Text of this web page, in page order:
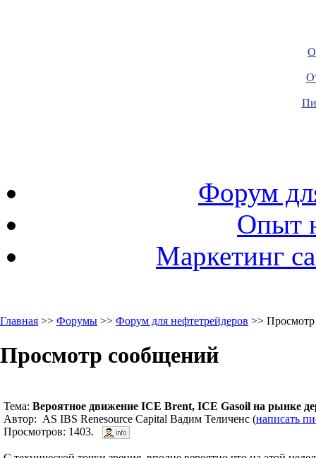
Форум
Опыт
Маркетинг
Главная >> Форумы >> Форум для нефтетрейдеров >>
Просмотр сообщений
Тема: Вероятное движение ICE Brent, ICE Gasoil на рынке
Автор: AS IBS Renesource Capital Вадим Теличенс (написать
Просмотров: 1403.